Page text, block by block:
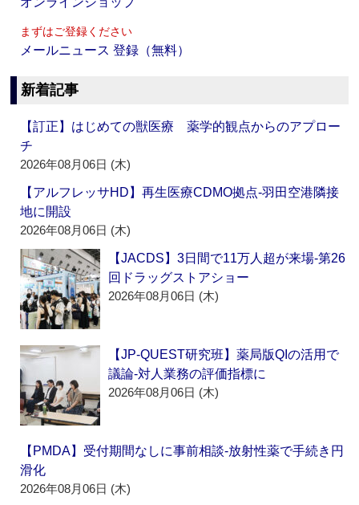
まずはご登録ください
メールニュース 登録（無料）
新着記事
【訂正】はじめての獣医療 薬学的観点からのアプロー
チ
2026年08月06日 (木)
【アルフレッサHD】再生医療CDMO拠点‐羽田空港隣接
地に開設
2026年08月06日 (木)
【JACDS】3日間で11万人超が来場‐第26
回ドラッグストアショー
2026年08月06日 (木)
【JP-QUEST研究班】薬局版QIの活用で
議論‐対人業務の評価指標に
2026年08月06日 (木)
【PMDA】受付期間なしに事前相談‐放射性薬で手続き円
滑化
2026年08月06日 (木)